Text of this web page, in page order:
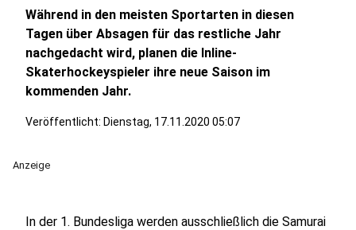
Während in den meisten Sportarten in diesen
Tagen über Absagen für das restliche Jahr
nachgedacht wird, planen die Inline-
Skaterhockeyspieler ihre neue Saison im
kommenden Jahr.
Veröffentlicht: Dienstag, 17.11.2020 05:07
Anzeige
In der 1. Bundesliga werden ausschließlich die Samurai